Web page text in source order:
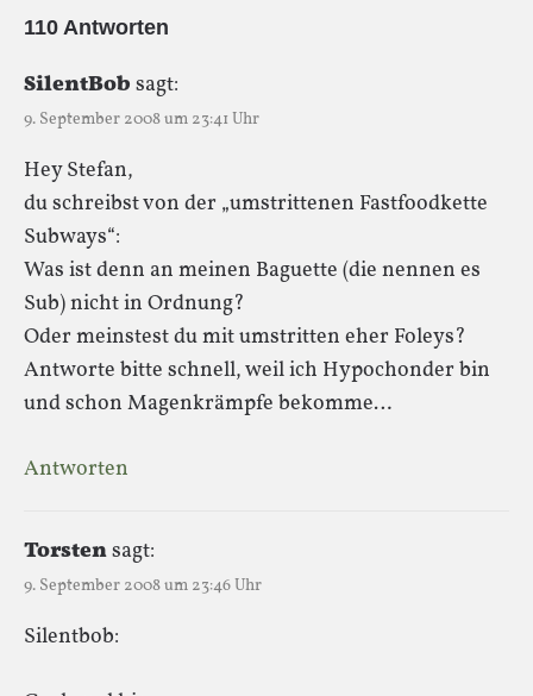
110 Antworten
SilentBob sagt:
9. September 2008 um 23:41 Uhr
Hey Stefan,
du schreibst von der „umstrittenen Fastfoodkette
Subways“:
Was ist denn an meinen Baguette (die nennen es
Sub) nicht in Ordnung?
Oder meinstest du mit umstritten eher Foleys?
Antworte bitte schnell, weil ich Hypochonder bin
und schon Magenkrämpfe bekomme…
Antworten
Torstensagt:
9. September 2008 um 23:46 Uhr
Silentbob: